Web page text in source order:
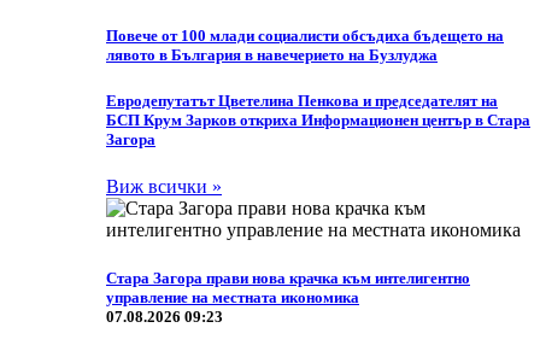
Повече от 100 млади социалисти обсъдиха бъдещето на
лявото в България в навечерието на Бузлуджа
Eвродепутатът Цветелина Пенкова и председателят на
БСП Крум Зарков откриха Информационен център в Стара
Загора
Виж всички »
Стара Загора прави нова крачка към интелигентно
управление на местната икономика
07.08.2026 09:23